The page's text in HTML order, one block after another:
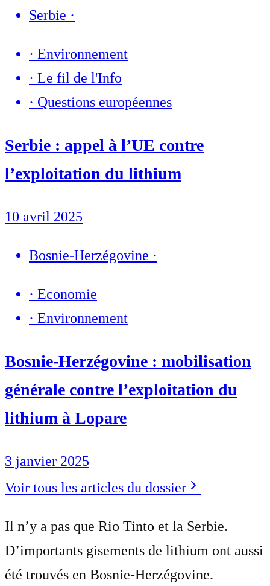
Serbie ·
· Environnement
· Le fil de l'Info
· Questions européennes
Serbie : appel à l’UE contre
l’exploitation du lithium
10 avril 2025
Bosnie-Herzégovine ·
· Economie
· Environnement
Bosnie-Herzégovine : mobilisation
générale contre l’exploitation du
lithium à Lopare
3 janvier 2025
Voir tous les articles du dossier
Il n’y a pas que Rio Tinto et la Serbie.
D’importants gisements de lithium ont aussi
été trouvés en Bosnie-Herzégovine.